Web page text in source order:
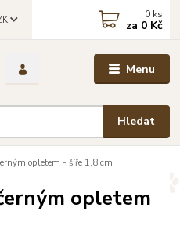
Menu
Hledat
0 ks
za 0 Kč
opletem - šíře 1,8 cm
opletem